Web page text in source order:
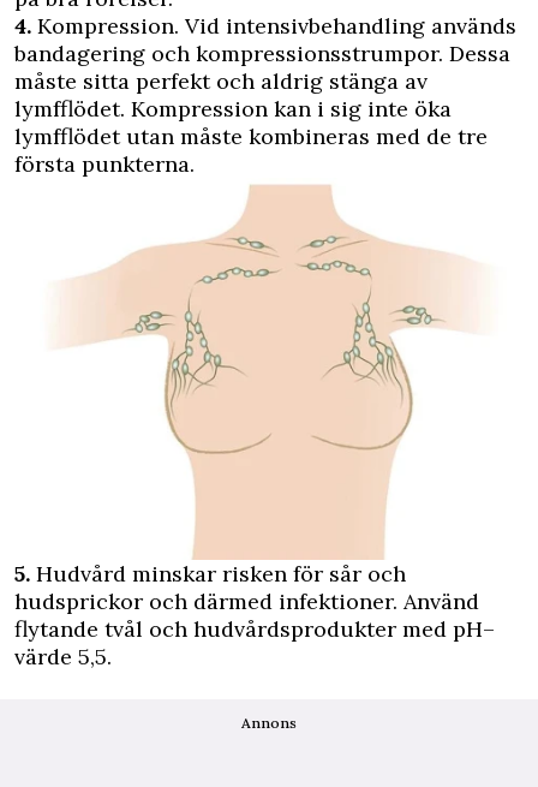
4. Kompression. Vid intensivbehandling används
bandagering och kompressionsstrumpor. Dessa
måste sitta perfekt och aldrig stänga av
lymfflödet. Kompression kan i sig inte öka
lymfflödet utan måste kombineras med de tre
första punkterna.
5. Hudvård minskar risken för sår och
hudsprickor och därmed infektioner. Använd
flytande tvål och hudvårdsprodukter med pH–
värde 5,5.
Annons